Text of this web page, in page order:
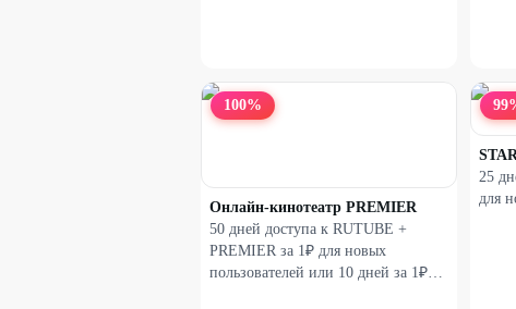
100%
Онлайн-кинотеатр PREMIER
50 дней доступа к RUTUBE +
PREMIER за 1₽ для новых
пользователей или 10 дней за 1₽
99
25
для